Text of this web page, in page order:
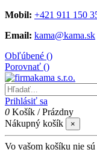
Mobil: +421 911 150
Email: kama@kama.sk
Obľúbené ()
Porovnať ()
Prihlásiť sa
0 Košík /Prázdny
Nákupný košík
×
Vo vašom košíku nie